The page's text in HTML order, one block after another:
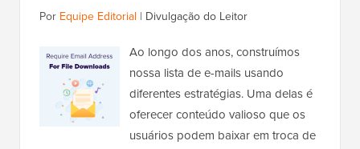
Por Equipe Editorial | Divulgação do Leitor
Ao longo dos anos, construímos
nossa lista de e-mails usando
diferentes estratégias. Uma delas é
oferecer conteúdo valioso que os
usuários podem baixar em troca de